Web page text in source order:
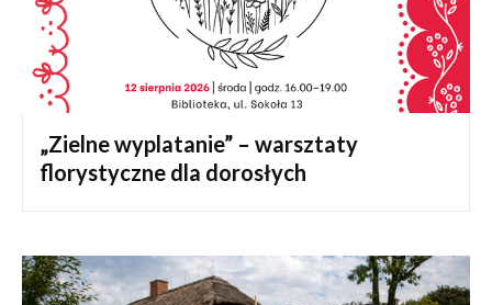
„Zielne wyplatanie” – warsztaty
florystyczne dla dorosłych